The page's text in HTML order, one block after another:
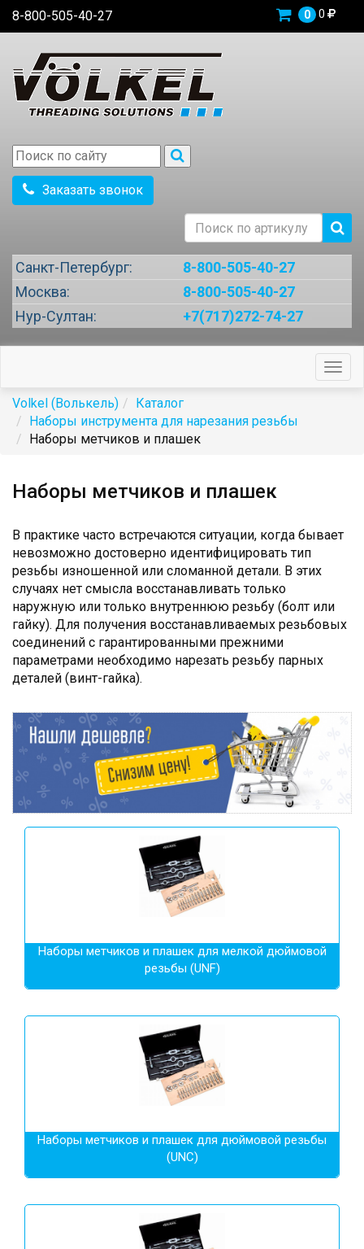
8-800-505-40-27 0 0
Заказать звонок
Санкт-Петербург:
8-800-505-40-27
Москва:
8-800-505-40-27
Нур-Султан:
+7(717)272-74-27
Volkel (Волькель)
Каталог
Наборы инструмента для нарезания резьбы
Наборы метчиков и плашек
Наборы метчиков и плашек
В практике часто встречаются ситуации, когда бывает
невозможно достоверно идентифицировать тип
резьбы изношенной или сломанной детали. В этих
случаях нет смысла восстанавливать только
наружную или только внутреннюю резьбу (болт или
гайку). Для получения восстанавливаемых резьбовых
соединений с гарантированными прежними
параметрами необходимо нарезать резьбу парных
деталей (винт-гайка).
Наборы метчиков и плашек для мелкой дюймовой
резьбы (UNF)
Наборы метчиков и плашек для дюймовой резьбы
(UNC)